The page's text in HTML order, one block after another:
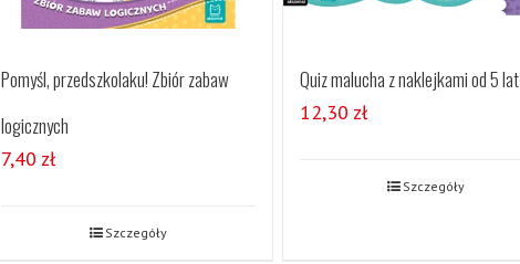
Pomyśl, przedszkolaku! Zbiór zabaw
logicznych
7,40 zł
Szczegóły
Quiz malucha z naklejkami od 5 lat
12,30 zł
Szczegóły